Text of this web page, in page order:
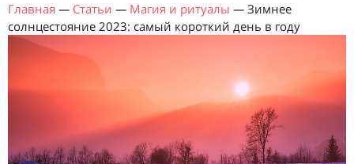
Главная — Статьи — Магия и ритуалы — Зимнее
солнцестояние 2023: самый короткий день в году